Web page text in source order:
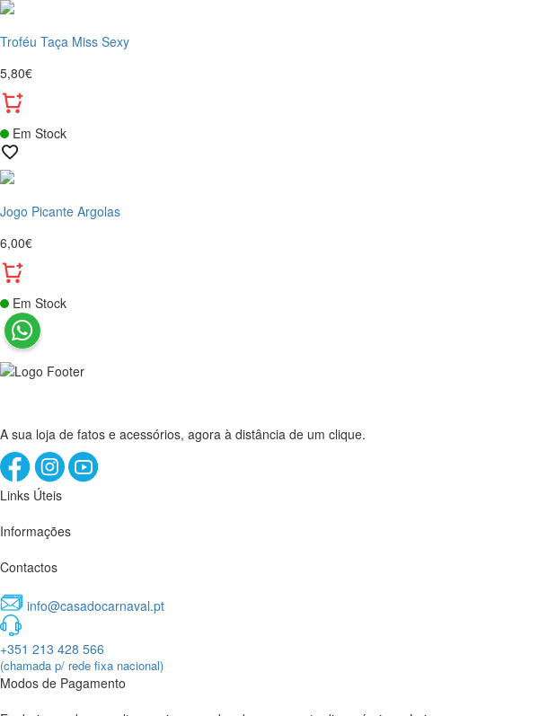
Troféu Taça Miss Sexy
5,80€
Em Stock
Jogo Picante Argolas
6,00€
Em Stock
A sua loja de fatos e acessórios, agora à distância de um clique.
Links Úteis
Informações
Contactos
info@casadocarnaval.pt
+351 213 428 566
(chamada p/ rede fixa nacional)
Modos de Pagamento